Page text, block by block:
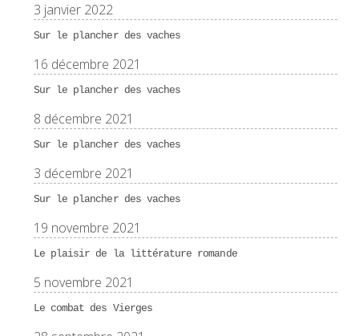
3 janvier 2022
Sur le plancher des vaches
16 décembre 2021
Sur le plancher des vaches
8 décembre 2021
Sur le plancher des vaches
3 décembre 2021
Sur le plancher des vaches
19 novembre 2021
Le plaisir de la littérature romande
5 novembre 2021
Le combat des Vierges